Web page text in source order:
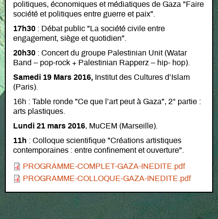
politiques, économiques et médiatiques de Gaza "Faire
société et politiques entre guerre et paix".
17h30 : Débat public "La société civile entre
engagement, siège et quotidien".
20h30 : Concert du groupe Palestinian Unit (Watar
Band – pop-rock + Palestinian Rapperz – hip- hop).
Samedi 19 Mars 2016, Institut des Cultures d’Islam
(Paris).
16h : Table ronde "Ce que l’art peut à Gaza", 2° partie :
arts plastiques.
Lundi 21 mars 2016, MuCEM (Marseille).
11h : Colloque scientifique "Créations artistiques
contemporaines : entre confinement et ouverture".
Document
PROGRAMME-COMPLET-GAZA-INEDITE.pdf
Document
PROGRAMME-COLLOQUE-GAZA-INEDITE.pdf